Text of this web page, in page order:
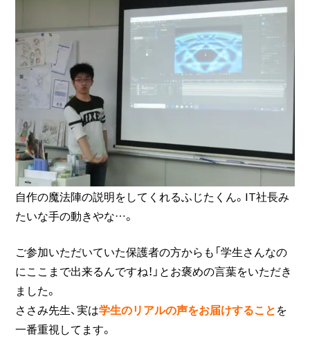
自作の魔法陣の説明をしてくれるふじたくん。IT社長み
たいな手の動きやな…。
ご参加いただいていた保護者の方からも「学生さんなの
にここまで出来るんですね！」とお褒めの言葉をいただき
ました。
ささみ先生、実は学生のリアルの声をお届けすることを
一番重視してます。